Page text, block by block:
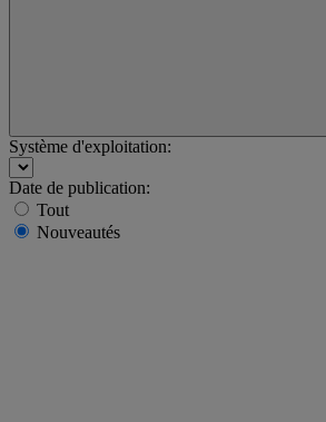
Système d'exploitation:
Date de publication:
Tout
Nouveautés